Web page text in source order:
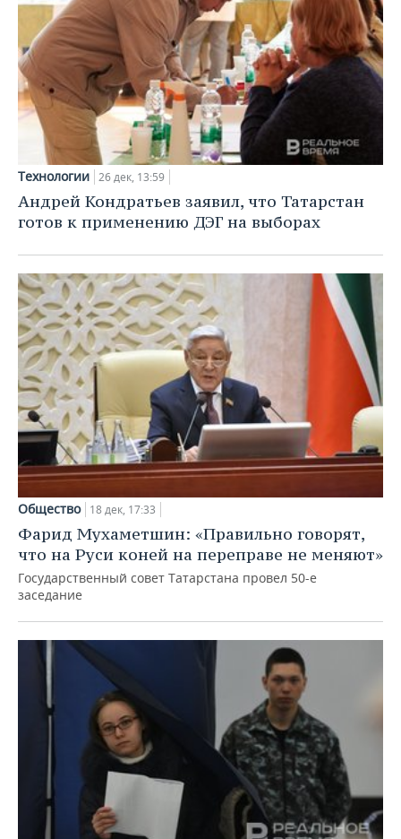
Технологии 26 дек, 13:59
Андрей Кондратьев заявил, что Татарстан
готов к применению ДЭГ на выборах
Общество 18 дек, 17:33
Фарид Мухаметшин: «Правильно говорят,
что на Руси коней на переправе не меняют»
Государственный совет Татарстана провел 50-е
заседание